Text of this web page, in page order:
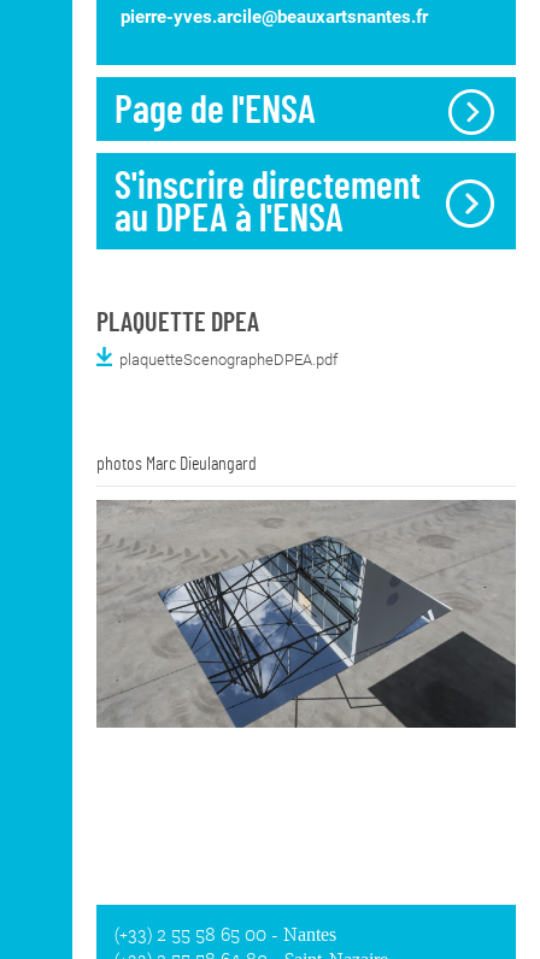
pierre-yves.arcile@beauxartsnantes.fr
Page de l'ENSA
S'inscrire directement
au DPEA à l'ENSA
PLAQUETTE DPEA
plaquetteScenographeDPEA.pdf
photos Marc Dieulangard
(+33) 2 55 58 65 00 - Nantes